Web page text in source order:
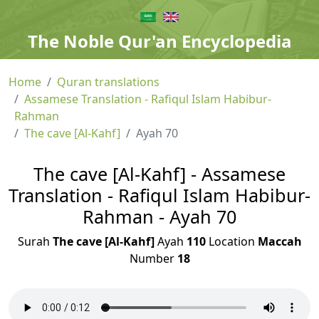
The Noble Qur'an Encyclopedia
Home
Quran translations
Assamese Translation - Rafiqul Islam Habibur-
Rahman
The cave [Al-Kahf]
Ayah 70
The cave [Al-Kahf] - Assamese
Translation - Rafiqul Islam Habibur-
Rahman - Ayah 70
Surah The cave [Al-Kahf]Ayah 110Location Maccah
Number 18